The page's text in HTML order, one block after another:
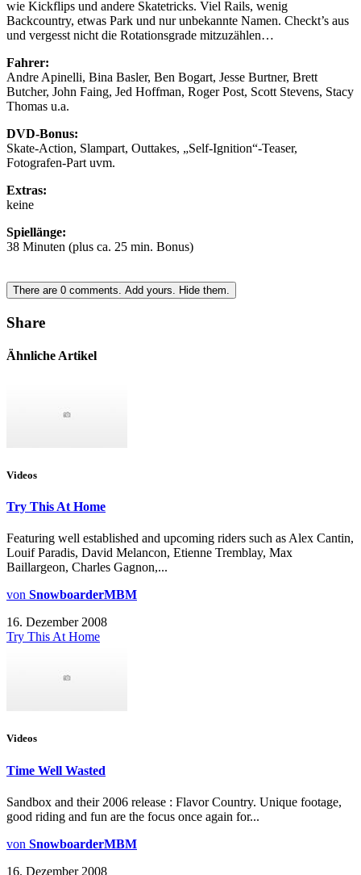
wie Kickflips und andere Skatetricks. Viel Rails, wenig
Backcountry, etwas Park und nur unbekannte Namen. Checkt’s aus
und vergesst nicht die Rotationsgrade mitzuzählen…
Fahrer:
Andre Apinelli, Bina Basler, Ben Bogart, Jesse Burtner, Brett
Butcher, John Faing, Jed Hoffman, Roger Post, Scott Stevens, Stacy
Thomas u.a.
DVD-Bonus:
Skate-Action, Slampart, Outtakes, „Self-Ignition“-Teaser,
Fotografen-Part uvm.
Extras:
keine
Spiellänge:
38 Minuten (plus ca. 25 min. Bonus)
There are 0 comments. Add yours. Hide them.
Share
Ähnliche Artikel
Videos
Try This At Home
Featuring well established and upcoming riders such as Alex Cantin,
Louif Paradis, David Melancon, Etienne Tremblay, Max
Baillargeon, Charles Gagnon,...
von SnowboarderMBM
16. Dezember 2008
Try This At Home
Videos
Time Well Wasted
Sandbox and their 2006 release : Flavor Country. Unique footage,
good riding and fun are the focus once again for...
von SnowboarderMBM
16. Dezember 2008